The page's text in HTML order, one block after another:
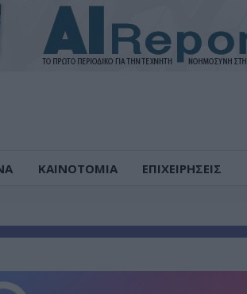
ΚΑΙΝΟΤΟΜΙΑ ΕΠΙΧΕΙΡΗΣΕΙΣ